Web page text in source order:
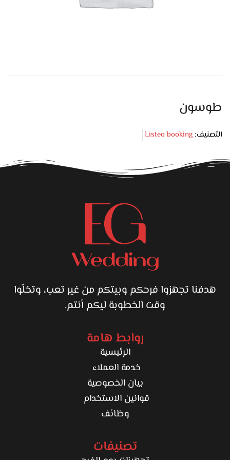
طوسون
التصنيف: Listeo booking
هدفنا تجهزوا فرحكم وبيتكم من غير تعب، وتخلّوا
وقت الخطوبة ليكم أنتم.
روابط هامة
الرئيسية
خدمة العملاء
بيان الخصوصية
قوانين الاستخدام
وظائف
تصنيفات